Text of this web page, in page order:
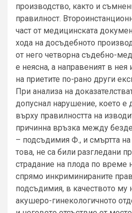
производство, както и
правилност.
част от медицинската
хода на досъдебното
от него четворна съдебно-
е неясна, а направеният в нея
на приетите по-рано други
При анализа на
допуснал нарушение, което е
върху правилността на
причинна връзка между
– подсъдимия Ф., и смъртта
това, не са били разгледани
страдание на плода по време
спрямо инкриминираните
подсъдимия, в качеството му
акушеро-гинекологичното